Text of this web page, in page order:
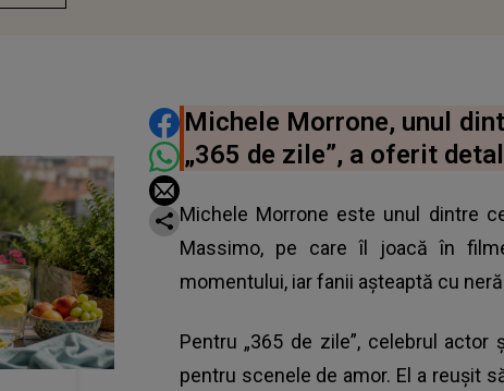
DISTRIBUIE ARTICOLUL
Michele Morrone, unul
„365 de zile”, a oferit
Michele Morrone este unul dintre
Massimo, pe care îl joacă în
momentului, iar fanii așteaptă cu
Pentru „365 de zile”, celebrul
pentru scenele de amor. El a reușit